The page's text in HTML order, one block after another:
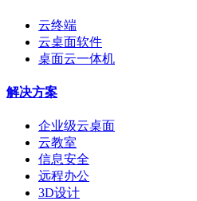
云终端
云桌面软件
桌面云一体机
解决方案
企业级云桌面
云教室
信息安全
远程办公
3D设计